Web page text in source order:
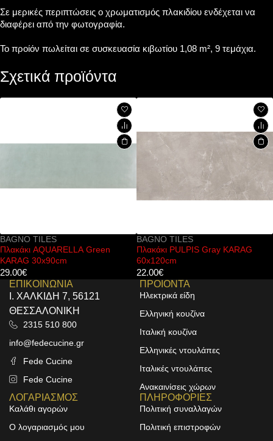
Σε μερικές περιπτώσεις ο χρωματισμός πλακιδίου ενδέχεται να
διαφέρει από την φωτογραφία.
Το προίόν πωλείται σε συσκευασία κιβωτίου 1,08 m², 9 τεμάχια.
Σχετικά προϊόντα
BAGNO TILES
Πλακάκι PULPIS Gray KARAG
60x120cm
22.00€
BAGNO TILES
Πλακάκι KOKE Mix Gris Mate
KARAG 20x60cm
25.00€
ΕΠΙΚΟΙΝΩΝΙΑ
Ι. ΧΑΛΚΙΔΗ 7, 56121
ΘΕΣΣΑΛΟΝΙΚΗ
2315 510 800
info@fedecucine.gr
Fede Cucine
Fede Cucine
ΠΡΟΙΟΝΤΑ
Ηλεκτρικά είδη
Ελληνική κουζίνα
Ιταλική κουζίνα
Ελληνικές ντουλάπες
Ιταλικές ντουλάπες
Ανακαινίσεις χώρων
ΛΟΓΑΡΙΑΣΜΟΣ
Καλάθι αγορών
Ο λογαριασμός μου
ΠΛΗΡΟΦΟΡΙΕΣ
Πολιτική συναλλαγών
Πολιτική επιστροφών